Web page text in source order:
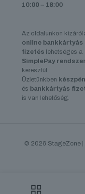
10:00 – 18:00
Az oldalunkon
online bankkártyás
fizetés lehetséges a
SimplePay
keresztül.
Üzletünkben
és bankkártyás
is van lehetőség.
© 2026 StageZone |